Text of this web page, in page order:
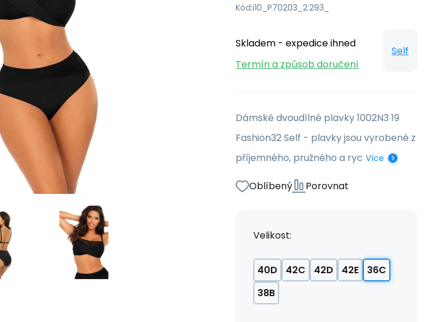
Kód:i10_P70203_2:293_
Skladem - expedice ihned
Termín a způsob doručení
Self
Dámské dvoudílné plavky 1002N3 19
Fashion32 Self - plavky jsou vyrobené z
příjemného, pružného a ryc Více
Oblíbený Porovnat
Velikost:
40D 42C 42D 42E
36C
38B